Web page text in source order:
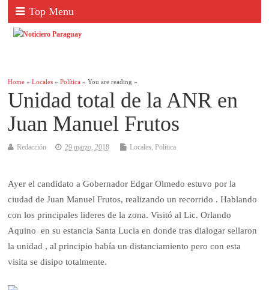
Top Menu
Home »Locales »Política » You are reading »
Unidad total de la ANR en
Juan Manuel Frutos
Redacción 29 marzo, 2018 Locales,Política
Ayer el candidato a Gobernador Edgar Olmedo estuvo por la
ciudad de Juan Manuel Frutos, realizando un recorrido . Hablando
con los principales lideres de la zona. Visitó al Lic. Orlando
Aquino en su estancia Santa Lucia en donde tras dialogar sellaron
la unidad , al principio había un distanciamiento pero con esta
visita se disipo totalmente.